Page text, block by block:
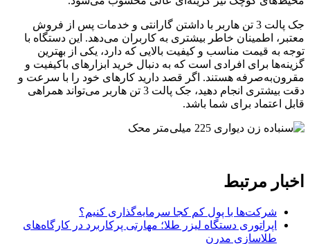
جک پالت 3 تن هاربر با داشتن گارانتی و خدمات پس از فروش
معتبر، اطمینان خاطر بیشتری به کاربران می‌دهد. این دستگاه با
توجه به قیمت مناسب و کیفیت بالایی که دارد، یکی از بهترین
گزینه‌ها برای افرادی است که به دنبال خرید ابزارهای باکیفیت و
مقرون‌به‌صرفه هستند. اگر قصد دارید کارهای خود را با سرعت و
دقت بیشتری انجام دهید، جک پالت 3 تن هاربر می‌تواند همراهی
قابل اعتماد برای شما باشد.
اخبار مرتبط
شرکت‌ها با پول کم کجا سرمایه‌گذاری کنیم؟
اپراتوری دستگاه لیزر طلا؛ مهارتی پرکاربرد در کارگاه‌های
طلاسازی مدرن